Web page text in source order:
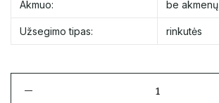
Akmuo: be akmenų
Užsegimo tipas: rinkutės